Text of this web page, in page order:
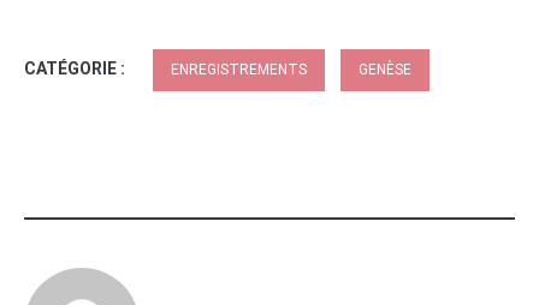
CATÉGORIE : ENREGISTREMENTS GENÈSE